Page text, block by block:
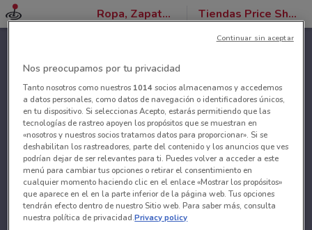
Ropa, Zapatos y Accesorios Tiendas Price Shoes
Nos preocupamos por tu privacidad
Tanto nosotros como nuestros 1014socios almacenamos y accedemos
a datos personales, como datos de navegación o identificadores únicos,
en tu dispositivo. Si seleccionas Acepto, estarás permitiendo que las
tecnologías de rastreo apoyen los propósitos que se muestran en
«nosotros y nuestros socios tratamos datos para proporcionar». Si se
deshabilitan los rastreadores, parte del contenido y los anuncios que ves
podrían dejar de ser relevantes para ti. Puedes volver a acceder a este
menú para cambiar tus opciones o retirar el consentimiento en
cualquier momento haciendo clic en el enlace «Mostrar los propósitos»
que aparece en el en la parte inferior de la página web. Tus opciones
tendrán efecto dentro de nuestro Sitio web. Para saber más, consulta
nuestra política de privacidad.Privacy policy
Continuar sin aceptar